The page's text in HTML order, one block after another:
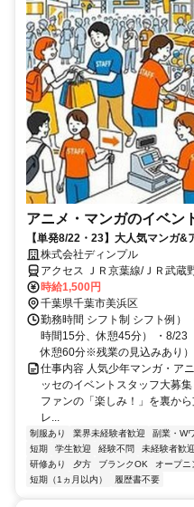
アニメ・マンガのイベン
【単発8/22・23】大人気マンガ
メッセ
株式会社ディンプル
アクセス ＪＲ京葉線/ＪＲ武蔵
分、ＪＲ京葉線/ＪＲ武蔵野線
幕張徒歩約34分 ◆幕張メッセ/
時給1,500円
千葉県千葉市美浜区
勤務時間 シフト制 シフト例）
時間15分、休憩45分） ・8/23
休憩60分※残業の見込みあり）
仕事内容 人気少年マンガ・ア
ッセのイベントスタッフ大募
ファンの「楽しみ！」を裏か
レ...
制服あり 業界未経験者歓迎 副業・W
短期
学生歓迎 経験不問 未経験者歓迎
研修あり
夕方 ブランクOK オープニ
短期（1ヵ月以内）
履歴書不要